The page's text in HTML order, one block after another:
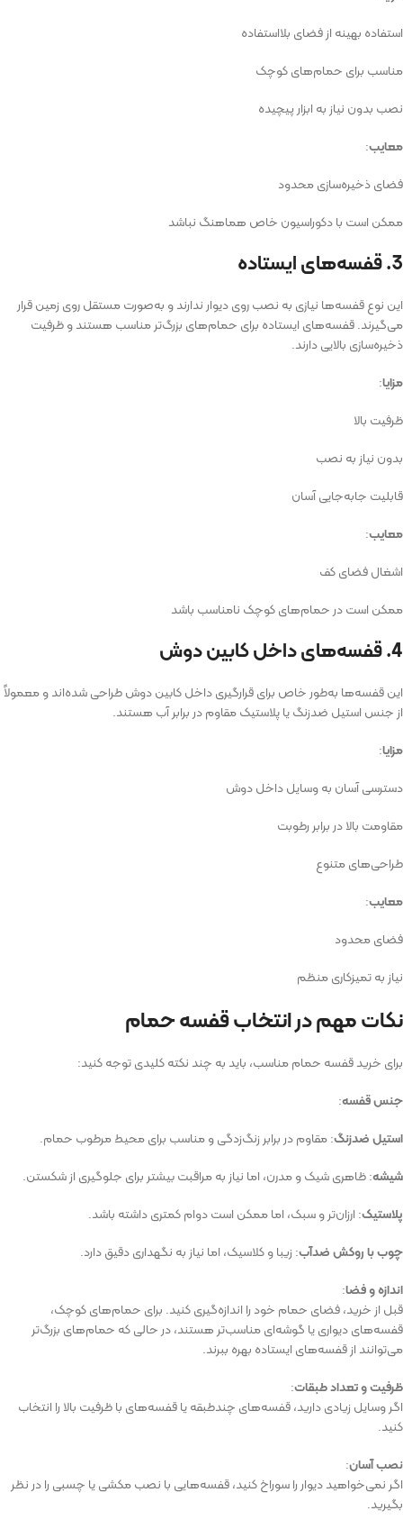
استفاده بهینه از فضای بلااستفاده
مناسب برای حمام‌های کوچک
نصب بدون نیاز به ابزار پیچیده
معایب:
فضای ذخیره‌سازی محدود
ممکن است با دکوراسیون خاص هماهنگ نباشد
3. قفسه‌های ایستاده
این نوع قفسه‌ها نیازی به نصب روی دیوار ندارند و به‌صورت مستقل روی زمین قرار
می‌گیرند. قفسه‌های ایستاده برای حمام‌های بزرگ‌تر مناسب هستند و ظرفیت
ذخیره‌سازی بالایی دارند.
مزایا:
ظرفیت بالا
بدون نیاز به نصب
قابلیت جابه‌جایی آسان
معایب:
اشغال فضای کف
ممکن است در حمام‌های کوچک نامناسب باشد
4. قفسه‌های داخل کابین دوش
این قفسه‌ها به‌طور خاص برای قرارگیری داخل کابین دوش طراحی شده‌اند و معمولاً
از جنس استیل ضدزنگ یا پلاستیک مقاوم در برابر آب هستند.
مزایا:
دسترسی آسان به وسایل داخل دوش
مقاومت بالا در برابر رطوبت
طراحی‌های متنوع
معایب:
فضای محدود
نیاز به تمیزکاری منظم
نکات مهم در انتخاب قفسه حمام
برای خرید قفسه حمام مناسب، باید به چند نکته کلیدی توجه کنید:
جنس قفسه:
استیل ضدزنگ: مقاوم در برابر زنگ‌زدگی و مناسب برای محیط مرطوب حمام.
شیشه: ظاهری شیک و مدرن، اما نیاز به مراقبت بیشتر برای جلوگیری از شکستن.
پلاستیک: ارزان‌تر و سبک، اما ممکن است دوام کمتری داشته باشد.
چوب با روکش ضدآب: زیبا و کلاسیک، اما نیاز به نگهداری دقیق دارد.
اندازه و فضا:
قبل از خرید، فضای حمام خود را اندازه‌گیری کنید. برای حمام‌های کوچک،
قفسه‌های دیواری یا گوشه‌ای مناسب‌تر هستند، در حالی که حمام‌های بزرگ‌تر
می‌توانند از قفسه‌های ایستاده بهره ببرند.
ظرفیت و تعداد طبقات:
اگر وسایل زیادی دارید، قفسه‌های چندطبقه یا قفسه‌های با ظرفیت بالا را انتخاب
کنید.
نصب آسان:
اگر نمی‌خواهید دیوار را سوراخ کنید، قفسه‌هایی با نصب مکشی یا چسبی را در نظر
بگیرید.